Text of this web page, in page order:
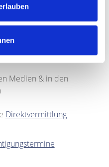
inklusive sehr gut
Medien & in den
Direktvermittlung